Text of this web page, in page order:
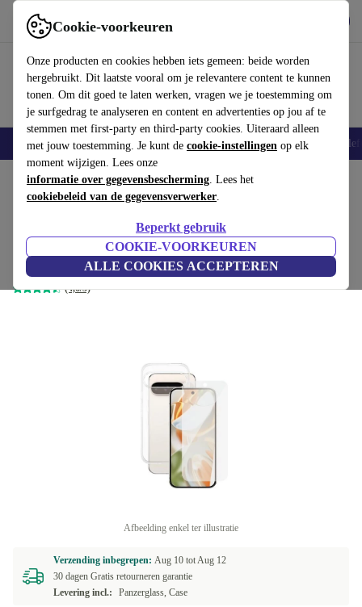
Cookie-voorkeuren
Onze producten en cookies hebben iets gemeen: beide worden
hergebruikt. Dit laatste vooral om je relevantere content te kunnen
tonen. Om dit goed te laten werken, vragen we je toestemming om
je surfgedrag te analyseren en content en advertenties op jou af te
stemmen met first-party en third-party cookies. Uiteraard alleen
met jouw toestemming. Je kunt de cookie-instellingen op elk
moment wijzigen. Lees onze
informatie over gegevensbescherming. Lees het
cookiebeleid van de gegevensverwerker.
Beperkt gebruik
COOKIE-VOORKEUREN
ALLE COOKIES ACCEPTEREN
Gebruik refurbed snel en eenvoudig
Smartphones Laptops Tablets Smartwatches Accessoires
Home Producten Toebehoor Smartphones accessoires
Transparante telefoonhoes &
screenprotector | PanzerGlass™
Google Pixel 9/9Pro
(4,6/5)
€27,99
Afbeelding enkel ter illustratie
Verzending inbegrepen: Aug 10 totAug 12
30 dagen Gratis retourneren garantie
Levering incl.:
Panzerglass, Case